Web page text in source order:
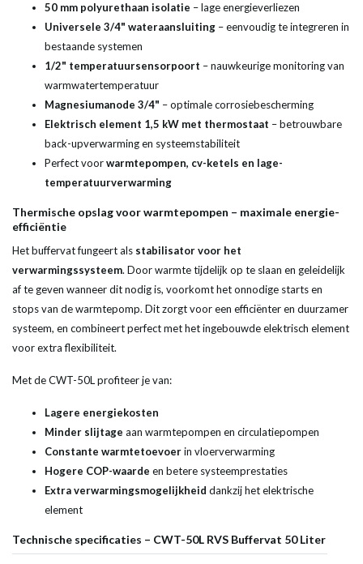
50 mm polyurethaan isolatie – lage energieverliezen
Universele 3/4" wateraansluiting – eenvoudig te integreren in
bestaande systemen
1/2" temperatuursensorpoort – nauwkeurige monitoring van
warmwatertemperatuur
Magnesiumanode 3/4" – optimale corrosiebescherming
Elektrisch element 1,5 kW met thermostaat – betrouwbare
back-upverwarming en systeemstabiliteit
Perfect voorwarmtepompen, cv-ketels en lage-
temperatuurverwarming
Thermische opslag voor warmtepompen – maximale energie-
efficiëntie
Het buffervat fungeert als stabilisator voor het
verwarmingssysteem. Door warmte tijdelijk op te slaan en geleidelijk
af te geven wanneer dit nodig is, voorkomt het onnodige starts en
stops van de warmtepomp. Dit zorgt voor een efficiënter en duurzamer
systeem, en combineert perfect met het ingebouwde elektrisch element
voor extra flexibiliteit.
Met de CWT-50L profiteer je van:
Lagere energiekosten
Minder slijtage aan warmtepompen en circulatiepompen
Constante warmtetoevoerin vloerverwarming
Hogere COP-waarde en betere systeemprestaties
Extra verwarmingsmogelijkheid dankzij het elektrische
element
Technische specificaties – CWT-50L RVS Buffervat 50 Liter